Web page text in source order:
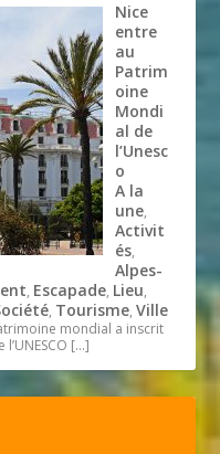
Nice
entre
au
Patrim
oine
Mondi
al de
l’Unesc
o
A la
une,
Activit
és,
Alpes-
, Escapade, Lieu,
, Tourisme,Ville
mondial a inscrit
[…]